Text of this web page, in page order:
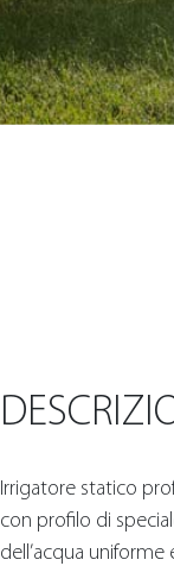
Irrigatore statico
con profilo di
dell’acqua